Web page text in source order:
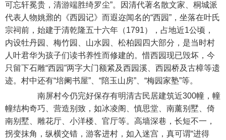
可忘轩冕贵，清游端胜绮罗尘”。因清代著名散文家、桐城派
代表人物姚鼐的《西园记》而遐迩闻名的“西园”，坐落在叶氏
宗祠前，始建于清乾隆五十六年（1791），占地近1公顷，
内设牡丹园、梅竹园、山水园、松柏园四大部分，是当时村
人叶君华为孩子们读书养性而修建的。惜西园现已毁坏，今
只留下石雕“西园”两字大门额紧及西园溪、西园桥及古樟等遗
迹。村中还有“培阑书屋”、“陪玉山房”、“梅园家塾”等。
南屏村今仍完好保存有明清古民居建筑近300幢，幢
幢结构奇巧、营造别致，如冰凌阁、慎思堂、南薰别墅、倚
南别墅、雕花厅、小洋楼、官厅等。高墙深巷，长短不一，
拐变抹角，纵横交错，游客进村，如入迷宫，真可谓“进得